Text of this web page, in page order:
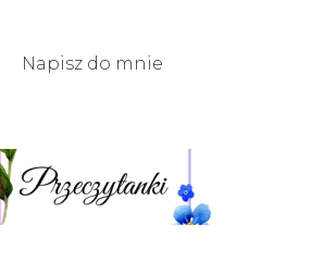
Napisz do mnie